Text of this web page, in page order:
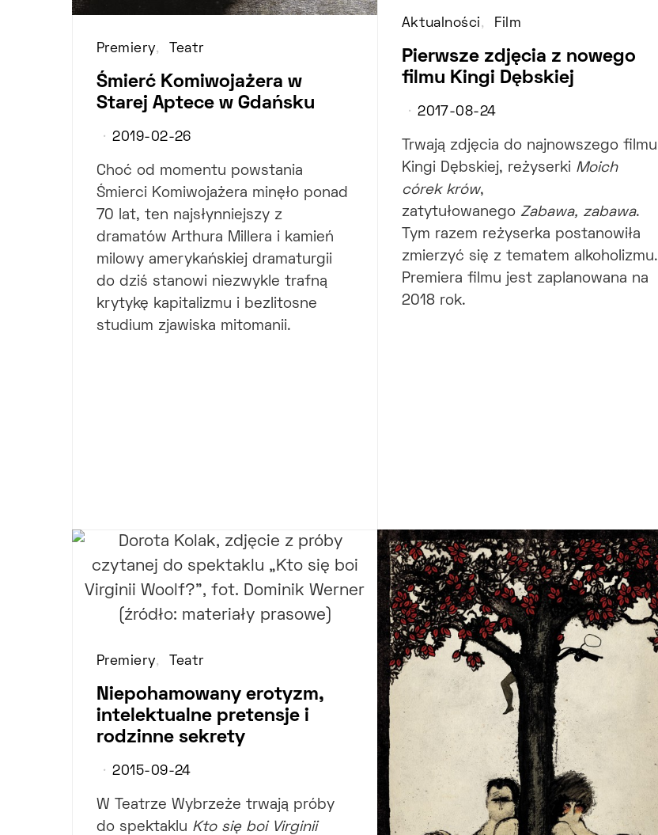
Premiery Teatr
Śmierć Komiwojażera w
Starej Aptece w Gdańsku
2019-02-26
Choć od momentu powstania
Śmierci Komiwojażera minęło ponad
70 lat, ten najsłynniejszy z
dramatów Arthura Millera i kamień
milowy amerykańskiej dramaturgii
do dziś stanowi niezwykle trafną
krytykę kapitalizmu i bezlitosne
studium zjawiska mitomanii.
Aktualności Film
Pierwsze zdjęcia z nowego
filmu Kingi Dębskiej
2017-08-24
Trwają zdjęcia do najnowszego filmu
Kingi Dębskiej, reżyserki Moich
córek krów,
zatytułowanego Zabawa, zabawa.
Tym razem reżyserka postanowiła
zmierzyć się z tematem alkoholizmu.
Premiera filmu jest zaplanowana na
2018 rok.
Premiery Teatr
Niepohamowany erotyzm,
intelektualne pretensje i
rodzinne sekrety
2015-09-24
W Teatrze Wybrzeże trwają próby
do spektaklu Kto się boi Virginii